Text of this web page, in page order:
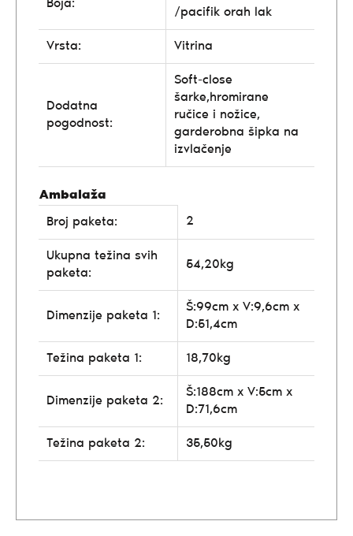
Boja:
/pacifik orah lak
Vrsta: Vitrina
Dodatna
pogodnost:
Soft-close
šarke,hromirane
ručice i nožice,
garderobna šipka na
izvlačenje
Ambalaža
Broj paketa:
2
Ukupna težina svih
paketa:
54,20kg
Dimenzije paketa 1:
Š:99cm x V:9,6cm x
D:51,4cm
Težina paketa 1: 18,70kg
Dimenzije paketa 2:
Š:188cm x V:5cm x
D:71,6cm
Težina paketa 2: 35,50kg